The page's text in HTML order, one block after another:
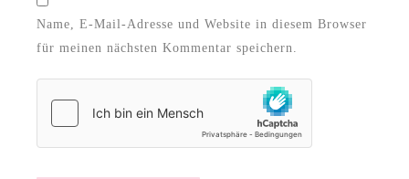
Name, E-Mail-Adresse und Website in diesem Browser
für meinen nächsten Kommentar speichern.